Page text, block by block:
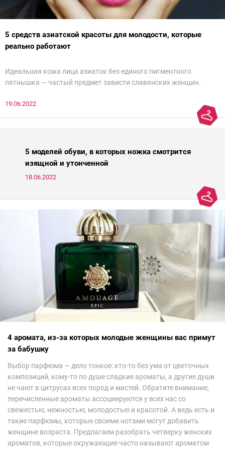
5 средств азиатской красоты для молодости, которые
реально работают
Идеальная кожа лица азиаток без единого пигментного
пятнышка — частый предмет зависти славянских женщин.
генетикой и в зрелом возрасте их легко можно спутать с
молодой девушкой. Но дело не только в ДНК — грамотный уход
японок и кореянок играет немалую роль в предотвращении
средств для молодости от Ксении Вебер, косметолога-эстетиста
и «эксперта идеальной кожи Intercharm 2020».
19.06.2022
5 моделей обуви, в которых ножка смотрится
изящной и утонченной
18.06.2022
4 аромата, из-за которых молодые женщины вас примут
за бабушку
Выбор парфюма — дело тонкое: кто-то без ума от цветочных
композиций, кому-то по душе сладкие ароматы, а другие души
не чают в цитрусах всех пород и мастей. Обратите внимание,
перечисленные ароматы ассоциируются у всех нас со
свежестью, нежностью, молодостью и красотой. А ведь есть и
такие парфюмы, которые своими нотами могут добавить
женщине возраста. Предлагаем разобрать четверку женских
ароматов, которые окружающие часто называют ароматом